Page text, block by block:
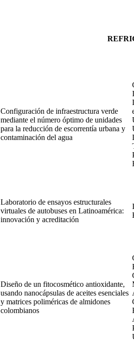
Configuración de infraestructura verde
mediante el número óptimo de unidades
para la reducción de escorrentía urbana y
contaminación del agua
Laboratorio de ensayos estructurales
virtuales de autobuses en Latinoamérica:
innovación y acreditación
Diseño de un fitocosmético antioxidante,
usando nanocápsulas de aceites esenciales
y matrices poliméricas de almidones
colombianos